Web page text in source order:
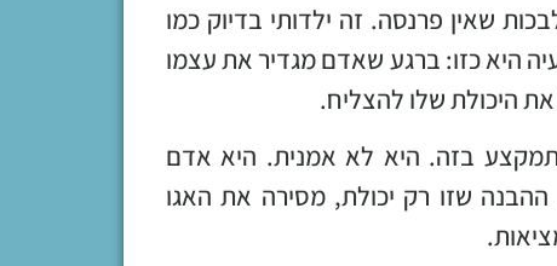
שאין פרנסה. זה ילדותי בדיוק כמו
היא כזו: ברגע שאדם מגדיר את עצמו
היכולת שלו להצליח.
בזה. היא לא אמנית. היא אדם
שזו רק יכולת, מסירה את האגו